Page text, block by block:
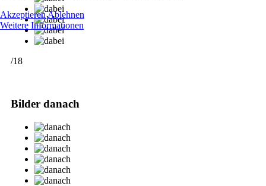
/18
Bilder danach
AkzeptierenAblehnen
Weitere Informationen